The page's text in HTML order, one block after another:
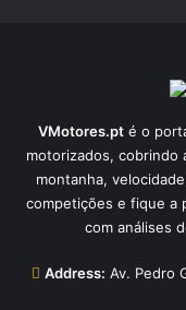
VMotores.pt é o
motorizados, cobrindo
montanha,
competições e fique a
com análises
Address: Av. Pedro